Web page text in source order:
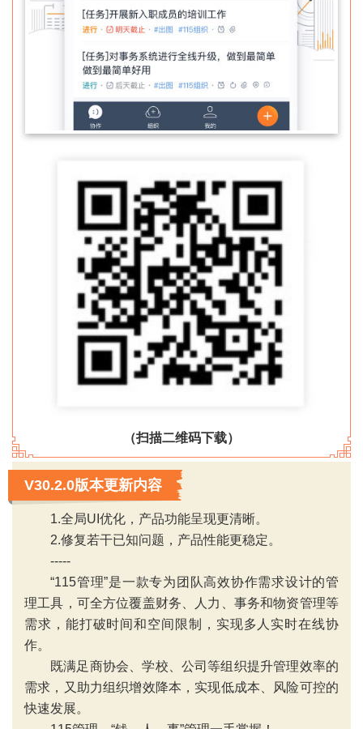
（扫描二维码下载）
›
V30.2.0版本更新内容
1.全局UI优化，产品功能呈现更清晰。
2.修复若干已知问题，产品性能更稳定。
-----
“115管理”是一款专为团队高效协作需求设计的管
理工具，可全方位覆盖财务、人力、事务和物资管理等
需求，能打破时间和空间限制，实现多人实时在线协
作。
既满足商协会、学校、公司等组织提升管理效率的
需求，又助力组织增效降本，实现低成本、风险可控的
快速发展。